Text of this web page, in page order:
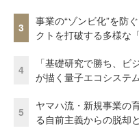
3
事業の“ゾンビ化”を防
クトを打破する多様な
4
「基礎研究で勝ち、
が描く量子エコシステ
5
ヤマハ流・新規事業の
る自前主義からの脱却